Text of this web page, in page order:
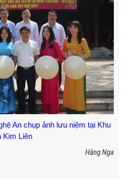
An chụp ảnh lưu niệm tại Khu
Kim Liên
Hằng Nga